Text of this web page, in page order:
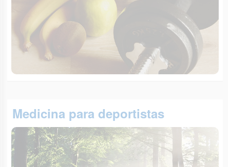
Medicina para deportistas